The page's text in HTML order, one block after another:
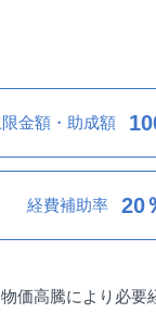
限金額・助成額
経費補助率 20
価高騰により必要